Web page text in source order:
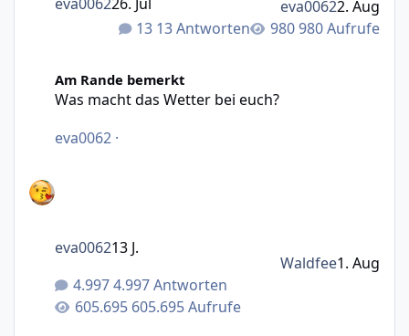
13 Antworten 980 Aufrufe
eva00622. Aug
Am Rande bemerkt
Was macht das Wetter bei euch?
eva0062 ·
4.997 Antworten
605.695 Aufrufe
eva006213 J.
Waldfee1. Aug